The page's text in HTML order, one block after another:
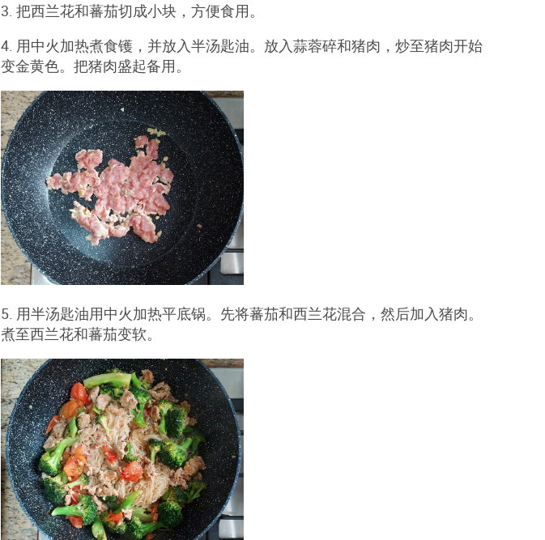
3. 把西兰花和蕃茄切成小块，方便食用。
4. 用中火加热煮食镬，并放入半汤匙油。放入蒜蓉碎和猪肉，炒至猪肉开始
变金黄色。把猪肉盛起备用。
5. 用半汤匙油用中火加热平底锅。先将蕃茄和西兰花混合，然后加入猪肉。
煮至西兰花和蕃茄变软。